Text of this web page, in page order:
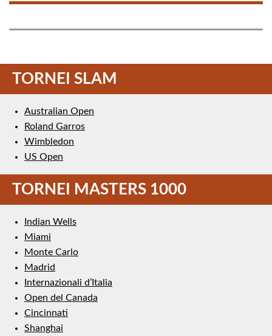
TORNEI SLAM
Australian Open
Roland Garros
Wimbledon
US Open
TORNEI MASTERS 1000
Indian Wells
Miami
Monte Carlo
Madrid
Internazionali d’Italia
Open del Canada
Cincinnati
Shanghai